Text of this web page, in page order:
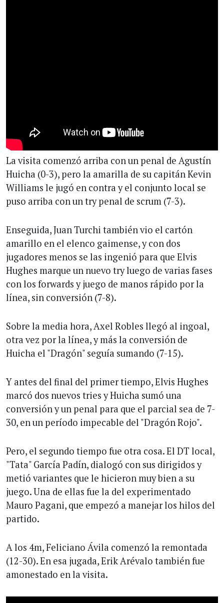
La visita comenzó arriba con un penal de Agustín
Huicha (0-3), pero la amarilla de su capitán Kevin
Williams le jugó en contra y el conjunto local se
puso arriba con un try penal de scrum (7-3).
Enseguida, Juan Turchi también vio el cartón
amarillo en el elenco gaimense, y con dos
jugadores menos se las ingenió para que Elvis
Hughes marque un nuevo try luego de varias fases
con los forwards y juego de manos rápido por la
línea, sin conversión (7-8).
Sobre la media hora, Axel Robles llegó al ingoal,
otra vez por la línea, y más la conversión de
Huicha el "Dragón" seguía sumando (7-15).
Y antes del final del primer tiempo, Elvis Hughes
marcó dos nuevos tries y Huicha sumó una
conversión y un penal para que el parcial sea de 7-
30, en un período impecable del "Dragón Rojo".
Pero, el segundo tiempo fue otra cosa. El DT local,
"Tata" García Padín, dialogó con sus dirigidos y
metió variantes que le hicieron muy bien a su
juego. Una de ellas fue la del experimentado
Mauro Pagani, que empezó a manejar los hilos del
partido.
A los 4m, Feliciano Ávila comenzó la remontada
(12-30). En esa jugada, Erik Arévalo también fue
amonestado en la visita.